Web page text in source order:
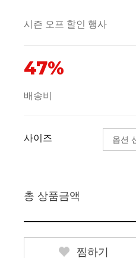
시즌 오프 할인 행사
47%
배송비
사이즈
총 상품금액
찜하기